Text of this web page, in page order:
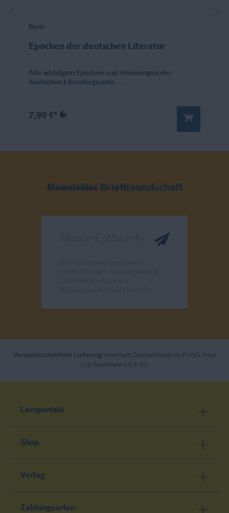
Buch
Epochen der deutschen Literatur
Alle wichtigen Epochen und Strömungen der
deutschen Literaturgeschic...
7,90 €*
Newsletter Brieffreundschaft
Versandkostenfreie Lieferung innerhalb Deutschlands im PONS Shop
(Ab Bestellwert € 9,95)
Lernportale
Shop
Verlag
Zahlungsarten